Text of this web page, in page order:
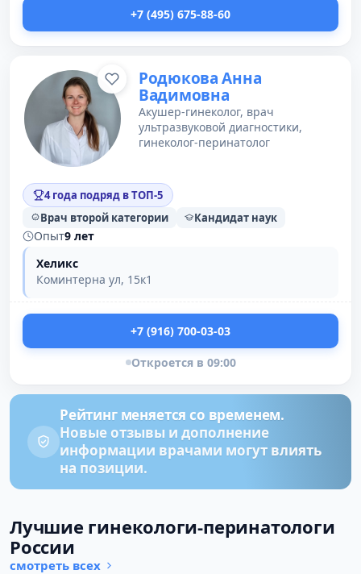
+7 (495) 675-88-60
Родюкова Анна
Вадимовна
Акушер-гинеколог, врач
ультразвуковой диагностики,
гинеколог-перинатолог
4 года подряд в ТОП-5
Врач второй категории
Кандидат наук
Опыт9 лет
Хеликс
Коминтерна ул, 15к1
+7 (916) 700-03-03
Откроется в 09:00
Рейтинг меняется со временем.
Новые отзывы и дополнение
информации врачами могут влиять
на позиции.
Лучшие гинекологи-перинатологи
России
смотреть всех